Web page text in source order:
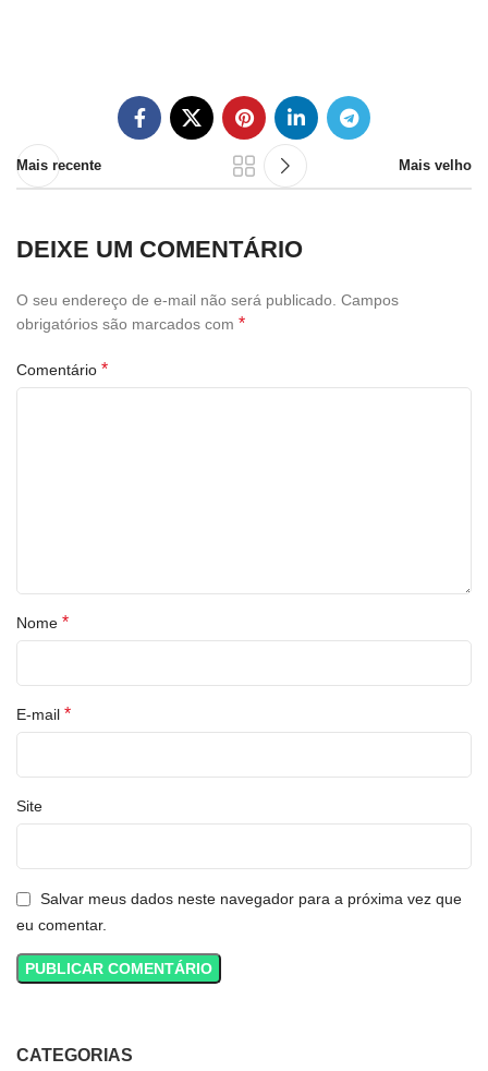
Mais recente Mais velho
DEIXE UM COMENTÁRIO
O seu endereço de e-mail não será publicado. Campos
obrigatórios são marcados com *
Comentário *
Nome *
E-mail *
Site
Salvar meus dados neste navegador para a próxima vez que
eu comentar.
CATEGORIAS